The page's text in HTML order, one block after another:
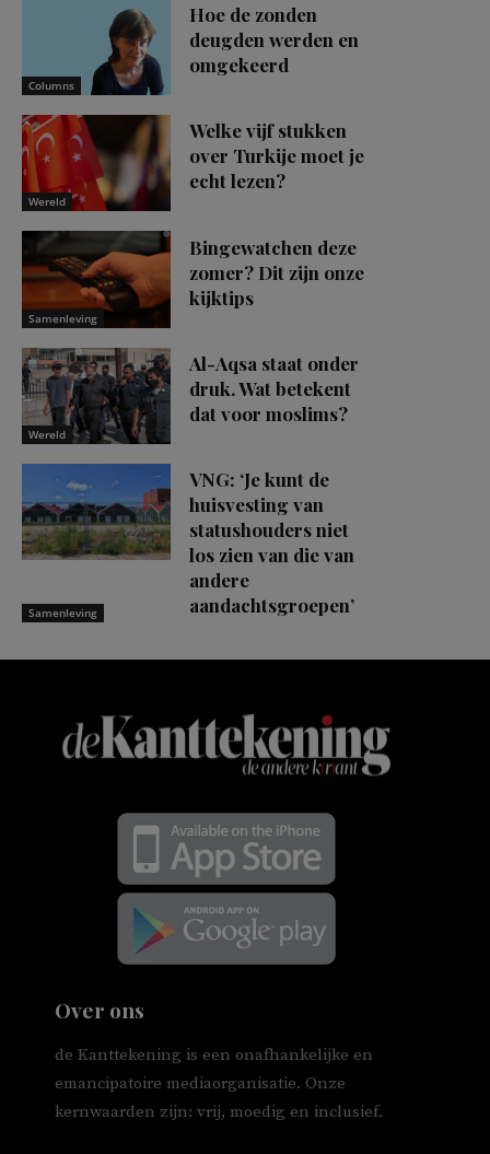
Columns
Hoe de zonden
deugden werden en
omgekeerd
Wereld
Welke vijf stukken
over Turkije moet je
echt lezen?
Samenleving
Bingewatchen deze
zomer? Dit zijn onze
kijktips
Wereld
Al-Aqsa staat onder
druk. Wat betekent
dat voor moslims?
Samenleving
VNG: ‘Je kunt de
huisvesting van
statushouders niet
los zien van die van
andere
aandachtsgroepen’
Over ons
de Kanttekening is een onafhankelijke en
emancipatoire mediaorganisatie. Onze
kernwaarden zijn: vrij, moedig en inclusief.